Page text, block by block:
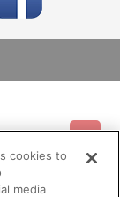
ー
cookies to
media